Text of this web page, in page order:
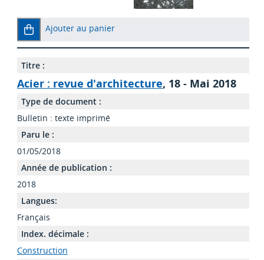
Ajouter au panier
Titre :
Acier : revue d'architecture, 18 - Mai 2018
Type de document :
Bulletin : texte imprimé
Paru le :
01/05/2018
Année de publication :
2018
Langues:
Français
Index. décimale :
Construction